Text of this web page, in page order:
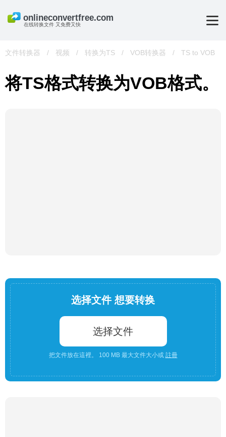
在线转换文件 又免费又快
文件转换器 / 视频 / 转换为TS / VOB转换器 / TS to VOB
将TS格式转换为VOB格式。
选择文件 想要转换
选择文件
把文件放在這裡。 100 MB 最大文件大小或 註冊